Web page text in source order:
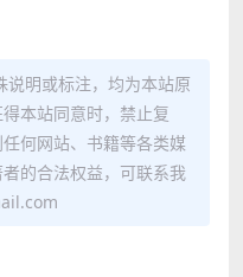
说明或标注，均为本站原
本站同意时，禁止复
何网站、书籍等各类媒
的合法权益，可联系我